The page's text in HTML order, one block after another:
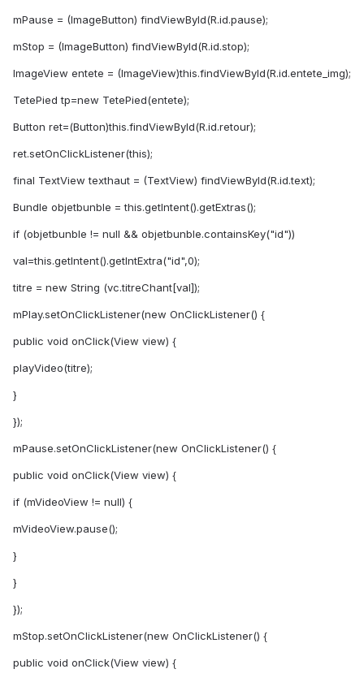
mPause = (ImageButton) findViewById(R.id.pause);
mStop = (ImageButton) findViewById(R.id.stop);
ImageView entete = (ImageView)this.findViewById(R.id.entete_img);
TetePied tp=new TetePied(entete);
Button ret=(Button)this.findViewById(R.id.retour);
ret.setOnClickListener(this);
final TextView texthaut = (TextView) findViewById(R.id.text);
Bundle objetbunble = this.getIntent().getExtras();
if (objetbunble != null && objetbunble.containsKey("id"))
val=this.getIntent().getIntExtra("id",0);
titre = new String (vc.titreChant[val]);
mPlay.setOnClickListener(new OnClickListener() {
public void onClick(View view) {
playVideo(titre);
}
});
mPause.setOnClickListener(new OnClickListener() {
public void onClick(View view) {
if (mVideoView != null) {
mVideoView.pause();
}
}
});
mStop.setOnClickListener(new OnClickListener() {
public void onClick(View view) {